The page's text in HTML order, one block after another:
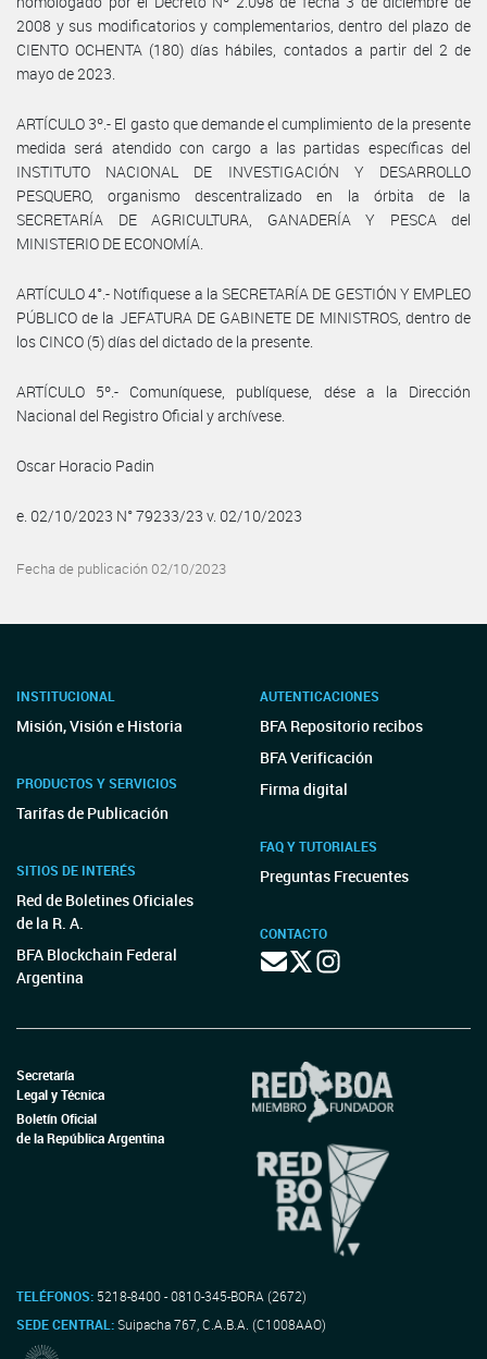
2008 y sus modificatorios y complementarios, dentro del plazo de
CIENTO OCHENTA (180) días hábiles, contados a partir del 2 de
mayo de 2023.
ARTÍCULO 3º.- El gasto que demande el cumplimiento de la presente
medida será atendido con cargo a las partidas específicas del
INSTITUTO NACIONAL DE INVESTIGACIÓN Y DESARROLLO
PESQUERO, organismo descentralizado en la órbita de la
SECRETARÍA DE AGRICULTURA, GANADERÍA Y PESCA del
MINISTERIO DE ECONOMÍA.
ARTÍCULO 4°.- Notífiquese a la SECRETARÍA DE GESTIÓN Y EMPLEO
PÚBLICO de la JEFATURA DE GABINETE DE MINISTROS, dentro de
los CINCO (5) días del dictado de la presente.
ARTÍCULO 5º.- Comuníquese, publíquese, dése a la Dirección
Nacional del Registro Oficial y archívese.
Oscar Horacio Padin
e. 02/10/2023 N° 79233/23 v. 02/10/2023
Fecha de publicación 02/10/2023
INSTITUCIONAL
Misión, Visión e Historia
PRODUCTOS Y SERVICIOS
Tarifas de Publicación
SITIOS DE INTERÉS
Red de Boletines Oficiales
de la R. A.
BFA Blockchain Federal
Argentina
AUTENTICACIONES
BFA Repositorio recibos
BFA Verificación
Firma digital
FAQ Y TUTORIALES
Preguntas Frecuentes
CONTACTO
Secretaría
Legal y Técnica
Boletín Oficial
de la República Argentina
TELÉFONOS: 5218-8400 - 0810-345-BORA (2672)
SEDE CENTRAL:Suipacha 767, C.A.B.A. (C1008AAO)